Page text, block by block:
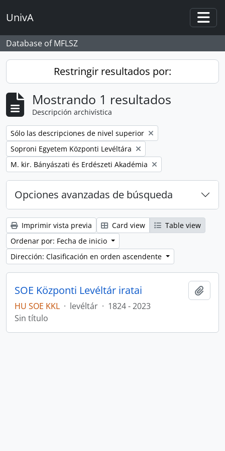
UnivA
Database of MFLSZ
Restringir resultados por:
Mostrando 1 resultados
Descripción archivística
Remove filter:
Sólo las descripciones de nivel superior
Remove filter:
Soproni Egyetem Központi Levéltára
Remove filter:
M. kir. Bányászati és Erdészeti Akadémia
Opciones avanzadas de búsqueda
Imprimir vista previa Card view
Table view
Ordenar por: Fecha de inicio
Dirección: Clasificación en orden ascendente
SOE Központi Levéltár iratai
HU SOE KKL · levéltár · 1824 - 2023
Sin título